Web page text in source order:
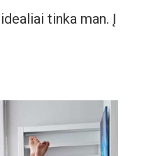
tinka man. Į